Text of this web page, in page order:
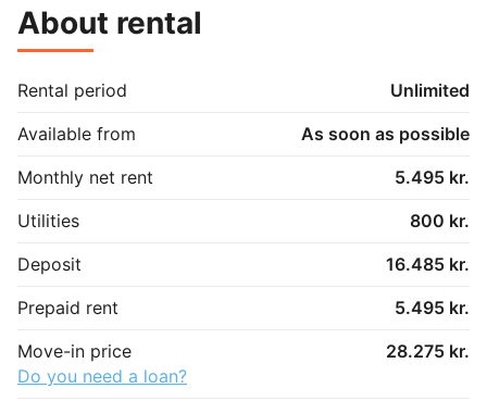
About rental
Rental period
Unlimited
Available from
As soon as possible
Monthly net rent
5.495 kr.
Utilities
800 kr.
Deposit
16.485 kr.
Prepaid rent
5.495 kr.
Move-in price
28.275 kr.
Do you need a loan?